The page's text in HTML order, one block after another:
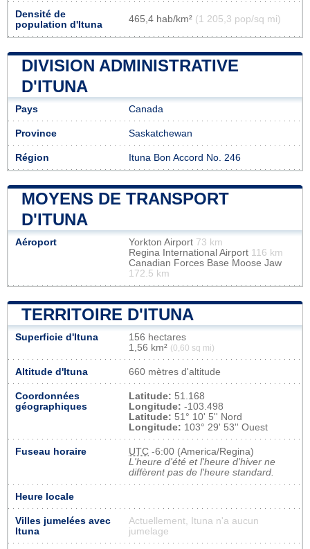
Densité de
population d'Ituna
465,4 hab/km² (1 205,3 pop/sq mi)
DIVISION ADMINISTRATIVE
D'ITUNA
Pays Canada
Province Saskatchewan
Région Ituna Bon Accord No. 246
MOYENS DE TRANSPORT
D'ITUNA
Aéroport Yorkton Airport 73 km
Regina International Airport 116 km
Canadian Forces Base Moose Jaw
172.5 km
TERRITOIRE D'ITUNA
Superficie d'Ituna
156 hectares
1,56 km² (0,60 sq mi)
Altitude d'Ituna 660 mètres d'altitude
Coordonnées
géographiques
Latitude: 51.168
Longitude: -103.498
Latitude: 51° 10' 5'' Nord
Longitude: 103° 29' 53'' Ouest
Fuseau horaire UTC -6:00 (America/Regina)
L'heure d'été et l'heure d'hiver ne
diffèrent pas de l'heure standard.
Heure locale
Villes jumelées avec
Ituna
Actuellement, Ituna n'a aucun
jumelage